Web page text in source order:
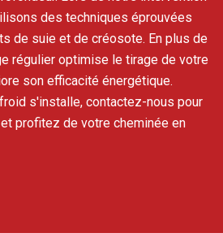
des techniques éprouvées
de suie et de créosote. En plus de
régulier optimise le tirage de votre
son efficacité énergétique.
s'installe, contactez-nous pour
profitez de votre cheminée en